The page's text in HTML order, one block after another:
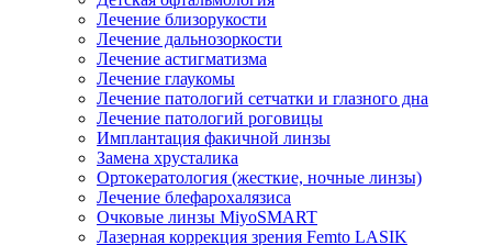
Лечение близорукости
Лечение дальнозоркости
Лечение астигматизма
Лечение глаукомы
Лечение патологий сетчатки и глазного дна
Лечение патологий роговицы
Имплантация факичной линзы
Замена хрусталика
Ортокератология (жесткие, ночные линзы)
Лечение блефарохалязиса
Очковые линзы MiyoSMART
Лазерная коррекция зрения Femto LASIK